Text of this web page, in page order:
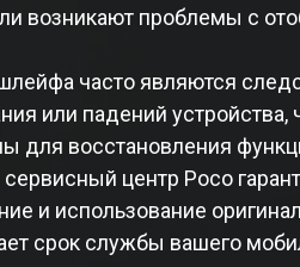
возникают проблемы с
часто являются
или падений устройства,
для восстановления
центр Poco
и использование
срок службы вашего